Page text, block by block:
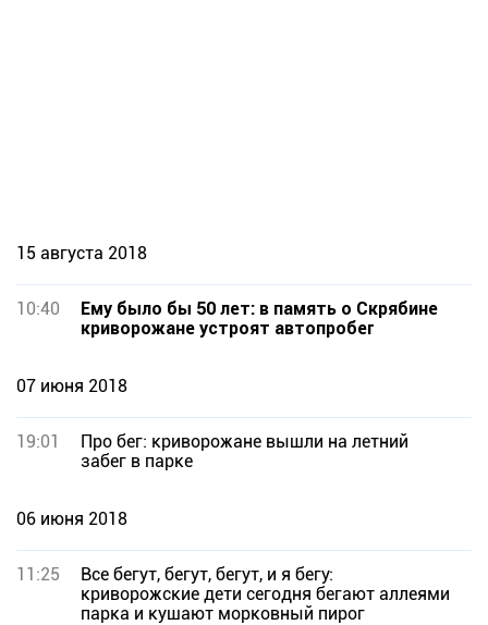
15 августа 2018
10:40
Ему было бы 50 лет: в память о Скрябине
криворожане устроят автопробег
07 июня 2018
19:01
Про бег: криворожане вышли на летний
забег в парке
06 июня 2018
11:25
Все бегут, бегут, бегут, и я бегу:
криворожские дети сегодня бегают аллеями
парка и кушают морковный пирог